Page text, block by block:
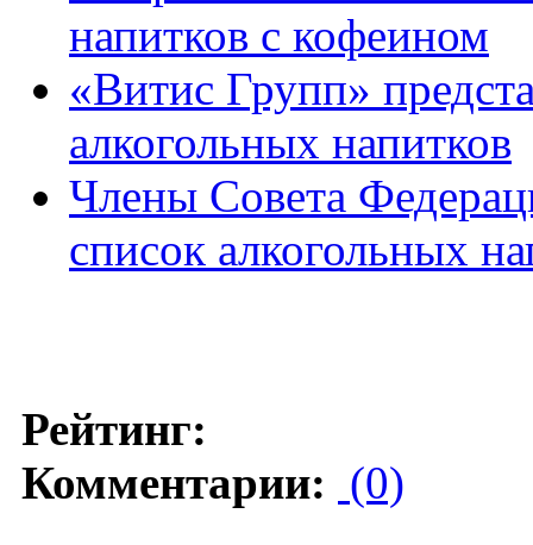
напитков с кофеином
«Витис Групп»
алкогольных напитков
Члены Совета
список алкогольных
Рейтинг:
Комментарии: (0)